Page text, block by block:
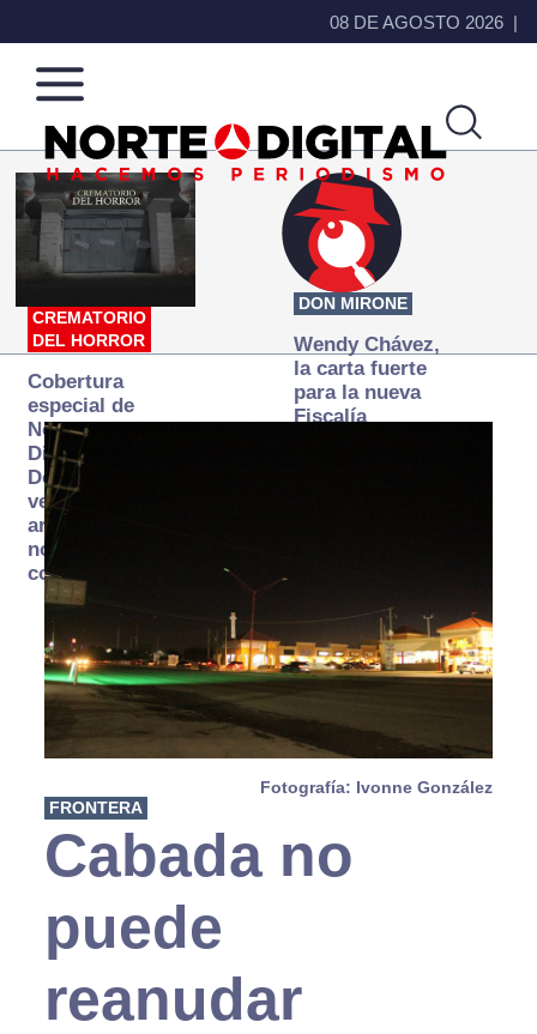
08 DE AGOSTO 2026
Norte
de
Ciudad
Más
que
noticias,
hacemos periodismo
CREMATORIO
DEL HORROR
Cobertura
especial de
Norte
Digital:
Donde la
verdad
arde… pero
no se
consume
DON MIRONE
Wendy Chávez,
la carta fuerte
para la nueva
Fiscalía
Fotografía: Ivonne González
FRONTERA
Cabada no
puede
reanudar